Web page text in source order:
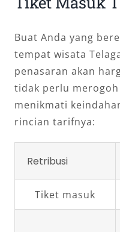
Buat Anda yang
tempat wisata
penasaran akan
tidak perlu
menikmati
rincian tarifnya:
Retribusi
Tiket masuk